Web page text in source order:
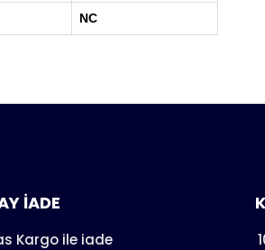
NC
resim, ürün açıklamalarında ve
eksik bilgiler bulunuyor.
hatalar bulunuyor.
İADE
Kargo ile iade